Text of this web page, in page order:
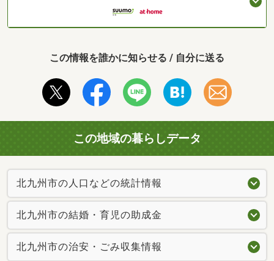
この情報を誰かに知らせる / 自分に送る
この地域の暮らしデータ
北九州市の人口などの統計情報
北九州市の結婚・育児の助成金
北九州市の治安・ごみ収集情報